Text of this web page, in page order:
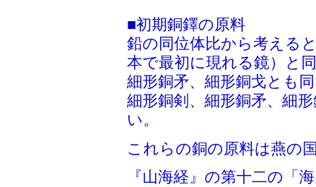
■初期銅鐸の原料
鉛の同位体比から考える
本で最初に現れる鏡）と
細形銅矛、細形銅戈とも
細形銅剣、細形銅矛、細
い。
これらの銅の原料は燕の
『山海経』の第十二の「